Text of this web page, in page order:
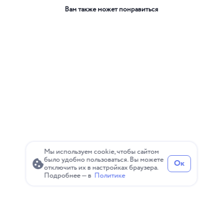
Вам также может понравиться
Мы используем cookie, чтобы сайтом
было удобно пользоваться. Вы можете
отключить их в настройках браузера.
Подробнее — в Политике
Ок